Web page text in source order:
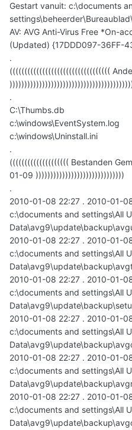
Gestart vanuit: c:\documents
AV: AVG Anti-Virus Free *On-
(Updated) {17DDD097-36FF-
.
((((((((((((((((((((((((((((((((((
.
C:\Thumbs.db
c:\windows\EventSystem.log
c:\windows\Uninstall.ini
.
(((((((((((((((((((( Bestanden
01-09 ))))))))))))))))))))))))))))))
.
2010-01-08 22:27 . 2010-01-
c:\documents and settings\All
2010-01-08 22:27 . 2010-01-
c:\documents and settings\All
2010-01-08 22:27 . 2010-01-
c:\documents and settings\All
2010-01-08 22:27 . 2010-01-
c:\documents and settings\All
2010-01-08 22:27 . 2010-01-
c:\documents and settings\All
2010-01-08 22:27 . 2010-01-
c:\documents and settings\All